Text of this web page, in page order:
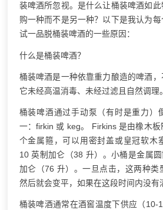
装啤酒所忽视。是什么让桶装啤酒如
购一种而不是另一种？以下是我认为
试一品脱桶装啤酒的一些原因：
什么是桶装啤酒？
桶装啤酒是一种依靠重力酿造的啤酒，
它未经高温消毒、未经过滤且自然调理。
桶装啤酒通过手动泵（有时是重力）
一：firkin 或 keg。 Firkins 是由橡木
个金属箍，可以用密封盖或皇冠软木
10 英制加仑（38 升）。小桶是金属
加仑（76 升）。一旦点击，这两种类
然后就会变平，如果在这段时间内没有
桶装啤酒通常在酒窖温度下供应（10-